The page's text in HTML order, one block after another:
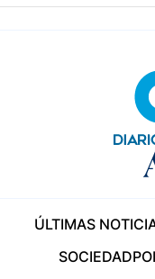
ÚLTIMAS
SOCIEDAD